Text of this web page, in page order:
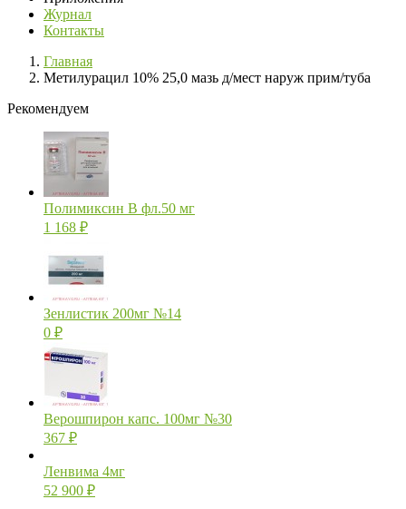
Журнал
Контакты
Главная
Метилурацил 10% 25,0 мазь д/мест наруж прим/туба
Рекомендуем
Полимиксин В фл.50 мг
1 168 ₽
Зенлистик 200мг №14
0 ₽
Верошпирон капс. 100мг №30
367 ₽
Ленвима 4мг
52 900 ₽